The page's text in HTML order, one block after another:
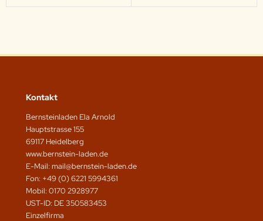
Kontakt
Bernsteinladen Ela Arnold
Hauptstrasse 155
69117 Heidelberg
www.bernstein-laden.de
E-Mail: mail@bernstein-laden.de
Fon: +49 (0) 6221 5994361
Mobil: 0170 2928977
UST-ID: DE 350583453
Einzelfirma